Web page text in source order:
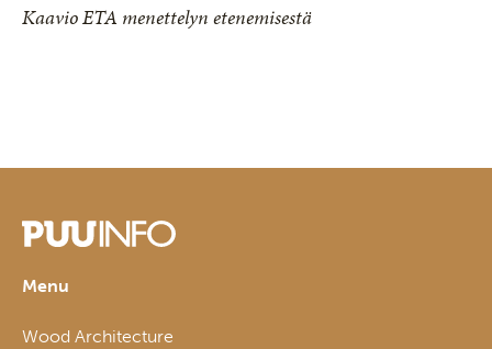
Kaavio ETA menettelyn etenemisestä
Menu
Wood Architecture